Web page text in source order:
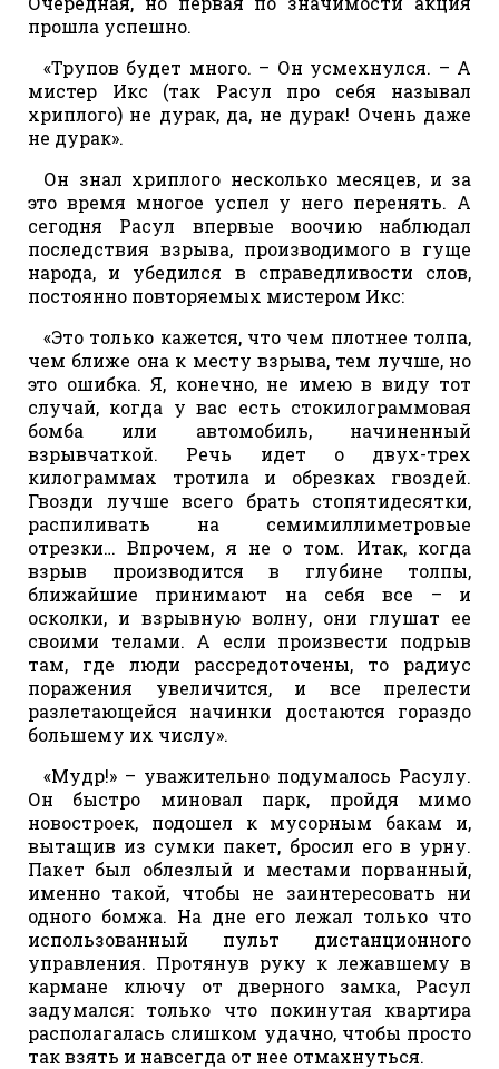
прошла успешно.
«Трупов будет много. – Он усмехнулся. – А
мистер Икс (так Расул про себя называл
хриплого) не дурак, да, не дурак! Очень даже
не дурак».
Он знал хриплого несколько месяцев, и за
это время многое успел у него перенять. А
сегодня Расул впервые воочию наблюдал
последствия взрыва, производимого в гуще
народа, и убедился в справедливости слов,
постоянно повторяемых мистером Икс:
«Это только кажется, что чем плотнее толпа,
чем ближе она к месту взрыва, тем лучше, но
это ошибка. Я, конечно, не имею в виду тот
случай, когда у вас есть стокилограммовая
бомба или автомобиль, начиненный
взрывчаткой. Речь идет о двух-трех
килограммах тротила и обрезках гвоздей.
Гвозди лучше всего брать стопятидесятки,
распиливать на семимиллиметровые
отрезки… Впрочем, я не о том. Итак, когда
взрыв производится в глубине толпы,
ближайшие принимают на себя все – и
осколки, и взрывную волну, они глушат ее
своими телами. А если произвести подрыв
там, где люди рассредоточены, то радиус
поражения увеличится, и все прелести
разлетающейся начинки достаются гораздо
большему их числу».
«Мудр!» – уважительно подумалось Расулу.
Он быстро миновал парк, пройдя мимо
новостроек, подошел к мусорным бакам и,
вытащив из сумки пакет, бросил его в урну.
Пакет был облезлый и местами порванный,
именно такой, чтобы не заинтересовать ни
одного бомжа. На дне его лежал только что
использованный пульт дистанционного
управления. Протянув руку к лежавшему в
кармане ключу от дверного замка, Расул
задумался: только что покинутая квартира
располагалась слишком удачно, чтобы просто
так взять и навсегда от нее отмахнуться.